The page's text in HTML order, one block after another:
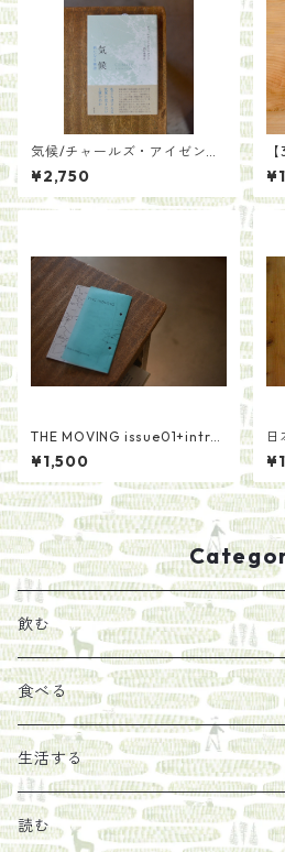
気候/チャールズ・アイゼンシ
ュタイン 訳酒井泰幸
¥2,750
届
THE MOVING issue01+intro
ductionセット
¥1,500
日
齋
飲む
お茶
エキス
珈琲豆
食べる
ジャム
うめぼし
生活する
エコラップ
読む